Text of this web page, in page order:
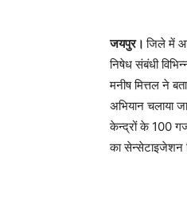
जयपुर।जिले में
निषेध संबंधी
मनीष मित्तल ने
अभियान चलाया
केन्द्रों के 100 गज
का सेन्सेटाइजेशन